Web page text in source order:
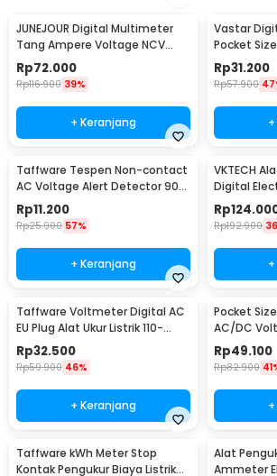
JUNEJOUR Digital Multimeter
Tang Ampere Voltage NCV
Tester Clamp - DT266
Rp72.000
Rp116.900 39%
+ Keranjang
Vastar
Pocket
Portable -
Rp31.200
Rp57.900
Taffware Tespen Non-contact
AC Voltage Alert Detector 90-
1000V - VD02
Rp11.200
Rp25.900 57%
+ Keranjang
VKTECH
Digital
Radiation
Rp
Rp192.900
Taffware Voltmeter Digital AC
EU Plug Alat Ukur Listrik 110-
300V - DM55-1
Rp32.500
Rp59.900 46%
+ Keranjang
Pocket
AC/DC
Rp49.100
Rp82.900
Taffware kWh Meter Stop
Kontak Pengukur Biaya Listrik
Alat
Ammeter